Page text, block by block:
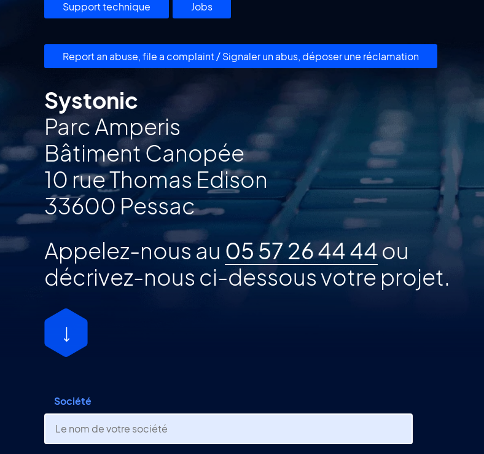
Support technique Jobs
Report an abuse, file a complaint / Signaler un abus, déposer une réclamation
Systonic
Parc Amperis
Bâtiment Canopée
10 rue Thomas Edison
33600 Pessac
Appelez-nous au 05 57 26 44 44ou
décrivez-nous ci-dessous votre projet.
Société